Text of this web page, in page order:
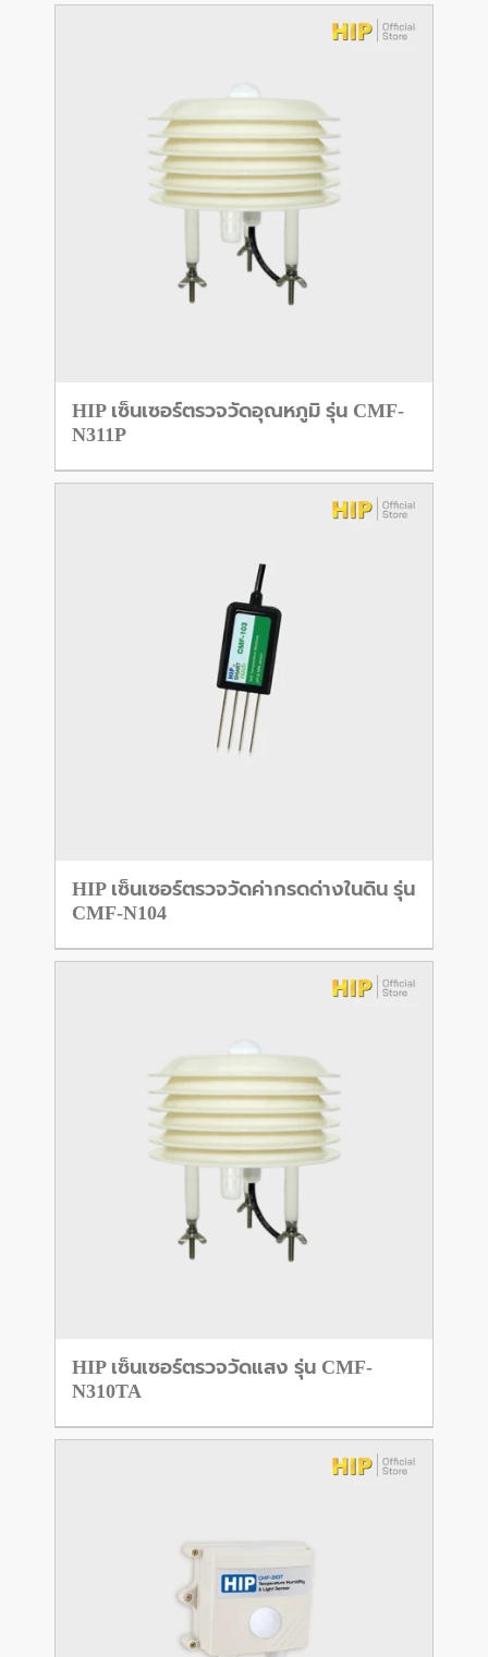
HIP เซ็นเซอร์ตรวจวัดอุณหภูมิ รุ่น CMF-
N311P
HIP เซ็นเซอร์ตรวจวัดค่ากรดด่างในดิน รุ่น
CMF-N104
HIP เซ็นเซอร์ตรวจวัดแสง รุ่น CMF-
N310TA